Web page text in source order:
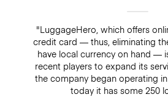
"LuggageHero, which offers
credit card — thus, eliminating
have local currency on hand —
recent players to expand its
the company began operating
today it has some 250